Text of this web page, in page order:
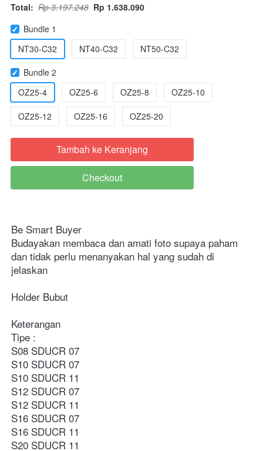
Total: Rp 3.197.248 Rp 1.638.090
Bundle 1
NT30-C32
NT40-C32
NT50-C32
Bundle 2
OZ25-4
OZ25-6 OZ25-8 OZ25-10
OZ25-12 OZ25-16 OZ25-20
`
Tambah ke Keranjang
`
Checkout
Be Smart Buyer
Budayakan membaca dan amati foto supaya paham
dan tidak perlu menanyakan hal yang sudah di
jelaskan
Holder Bubut
Keterangan
Tipe :
S08 SDUCR 07
S10 SDUCR 07
S10 SDUCR 11
S12 SDUCR 07
S12 SDUCR 11
S16 SDUCR 07
S16 SDUCR 11
S20 SDUCR 11